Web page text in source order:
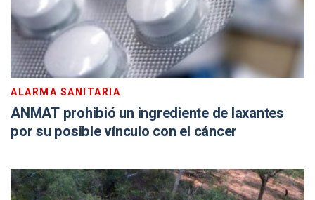
ALARMA SANITARIA
ANMAT prohibió un ingrediente de laxantes
por su posible vínculo con el cáncer